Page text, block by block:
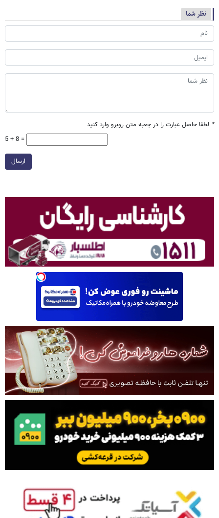
نظر شما
* لطفا حاصل عبارت را در جعبه متن روبرو وارد کنید
5 + 8 =
ارسال